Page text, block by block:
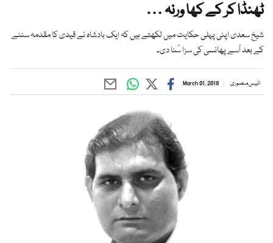
ٹھنڈا کر کے کھا ورنہ …
شیخ سعدی اپنی پہلی حکایت میں لکھتے ہیں کہ ایک بادشاہ نے قیدی کا مقدمہ سننے
کے بعد اُسے پھانسی کی سزا سُنا دی۔
انیس منصوری March 01, 2018